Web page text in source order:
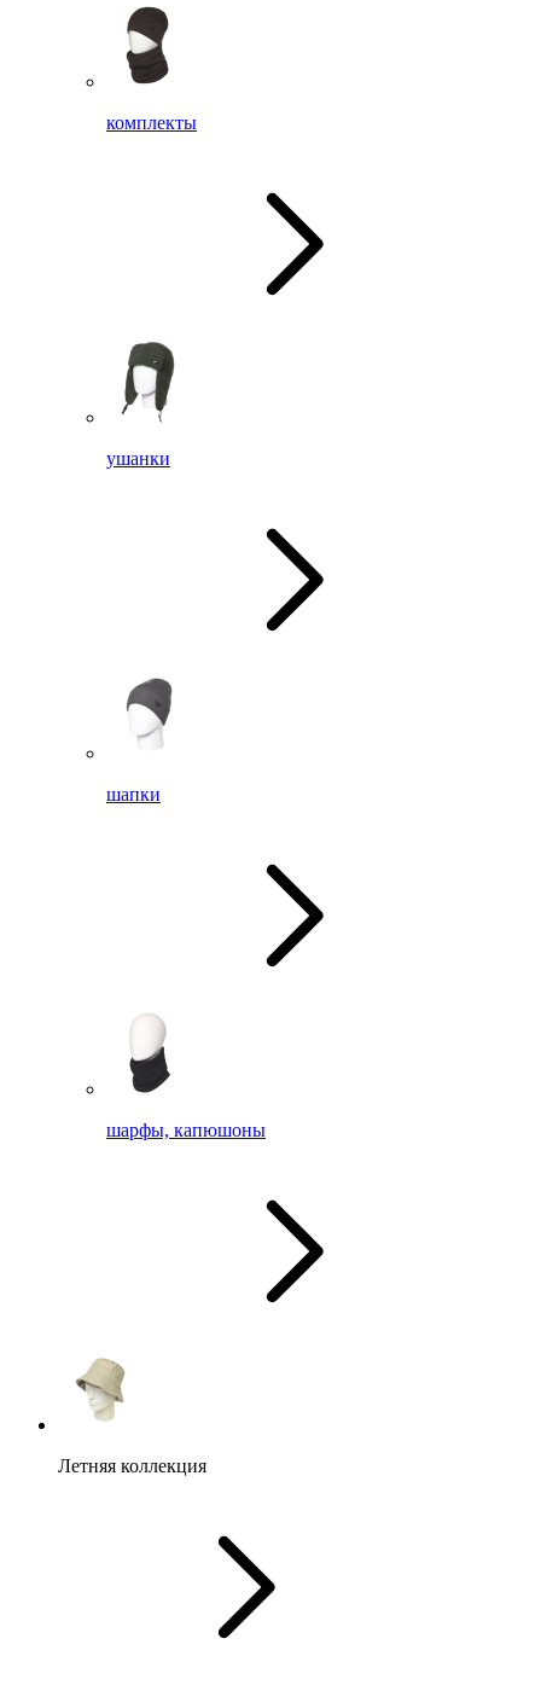
комплекты
ушанки
шапки
шарфы, капюшоны
Летняя коллекция